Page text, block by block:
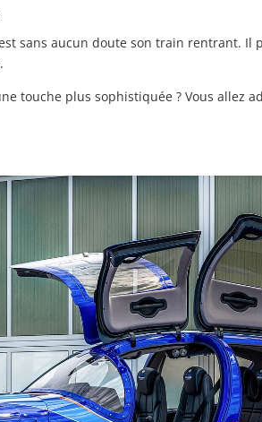
sans aucun doute son train rentrant.
touche plus sophistiquée ? Vous allez